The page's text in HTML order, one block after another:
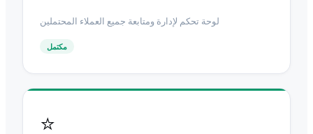
لوحة تحكم لإدارة ومتابعة جميع العملاء المحتملين
مكتمل
⭐